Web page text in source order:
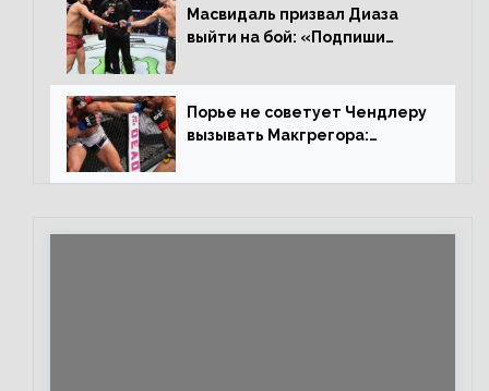
Масвидаль призвал Диаза
выйти на бой: «Подпиши
повторим»
Порье не советует Чендлеру
вызывать Макгрегора:
каждом бою, а Конор умеет